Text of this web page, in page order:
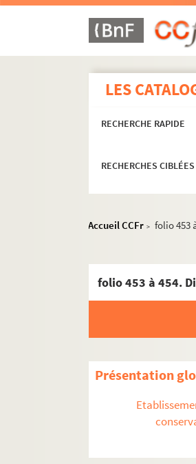
LES
RECHERCHE RAPIDE
RECHERCHES CIBLÉES
Accueil CCFr > folio 453
folio 453 à 454.
Présentation
MS 2063. Pièces
MS 2064. Pièces
MS 2065. Pièces
MS 2067.
MS 2068. Pièces
MS 2069. Pièces
MS 2070. Pièces
MS 2071. Mélanges
MS 2072. Eugène
MS 2082. Pièces
MS 2083-MS
MS 2092.
MS 2093.
MS 2094.